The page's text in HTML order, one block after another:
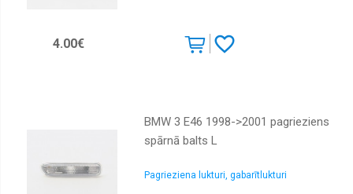
4.00€
BMW 3 E46 1998->2001 pagrieziens
spārnā balts L
Pagrieziena lukturi, gabarītlukturi